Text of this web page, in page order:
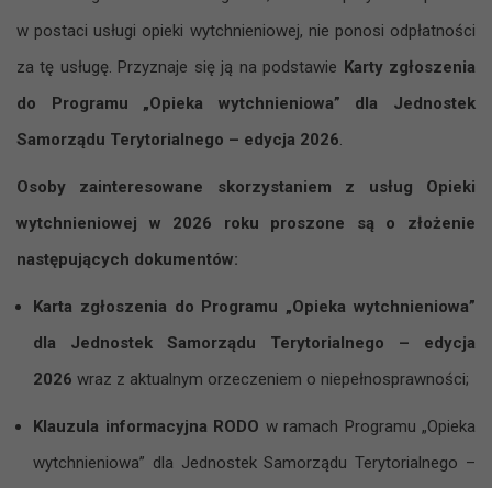
w postaci usługi opieki wytchnieniowej, nie ponosi odpłatności
za tę usługę. Przyznaje się ją na podstawie Karty zgłoszenia
do Programu „Opieka wytchnieniowa” dla Jednostek
Samorządu Terytorialnego – edycja 2026.
Osoby zainteresowane skorzystaniem z usług Opieki
wytchnieniowej w 2026 roku proszone są o złożenie
następujących dokumentów:
Karta zgłoszenia do Programu „Opieka wytchnieniowa”
dla Jednostek Samorządu Terytorialnego – edycja
2026 wraz z aktualnym orzeczeniem o niepełnosprawności;
Klauzula informacyjna RODO w ramach Programu „Opieka
wytchnieniowa” dla Jednostek Samorządu Terytorialnego –